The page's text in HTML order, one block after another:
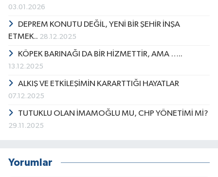
03.01.2026
DEPREM KONUTU DEĞİL, YENİ BİR ŞEHİR İNŞA
ETMEK.. 28.12.2025
KÖPEK BARINAĞI DA BİR HİZMETTİR, AMA …..
13.12.2025
ALKIŞ VE ETKİLEŞİMİN KARARTTIĞI HAYATLAR
07.12.2025
TUTUKLU OLAN İMAMOĞLU MU, CHP YÖNETİMİ Mİ?
29.11.2025
Yorumlar